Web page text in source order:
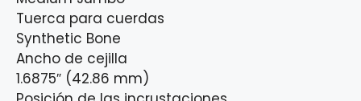
Tuerca para cuerdas
Synthetic Bone
Ancho de cejilla
1.6875″ (42.86 mm)